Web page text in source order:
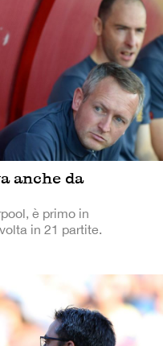
anche da
è primo in
in 21 partite.